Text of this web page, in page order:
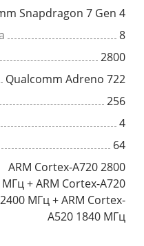
Snapdragon 7 Gen 4
8
2800
Qualcomm Adreno 722
256
4
64
ARM Cortex-A720 2800
МГц + ARM Cortex-A720
2400 МГц + ARM Cortex-
A520 1840 МГц